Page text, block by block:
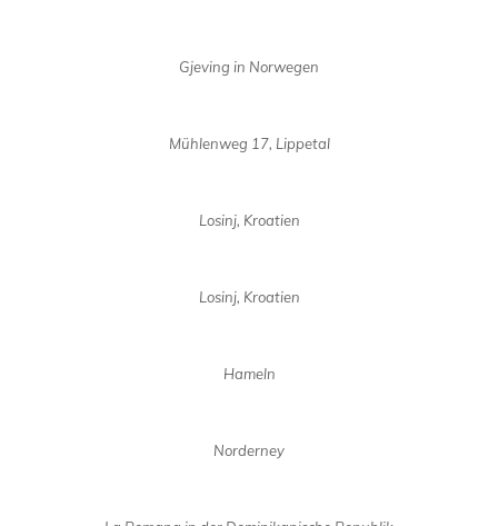
Gjeving in Norwegen
Mühlenweg 17, Lippetal
Losinj, Kroatien
Losinj, Kroatien
Hameln
Norderney